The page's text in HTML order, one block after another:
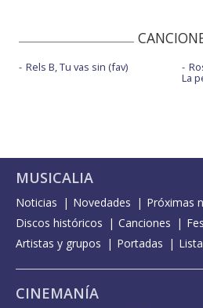
Rels B, Tu vas sin (fav)
La
MUSICALIA
Noticias Novedades
Próximas
Discos históricos
Canciones
Artistas y grupos
Portadas
CINEMANÍA